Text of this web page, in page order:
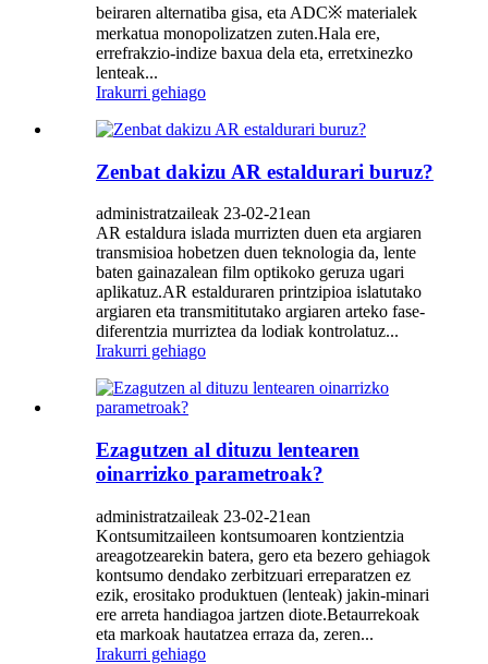
beiraren alternatiba gisa, eta ADC※ materialek
merkatua monopolizatzen zuten.Hala ere,
errefrakzio-indize baxua dela eta, erretxinezko
lenteak...
Irakurri gehiago
Zenbat dakizu AR estaldurari buruz?
administratzaileak 23-02-21ean
AR estaldura islada murrizten duen eta argiaren
transmisioa hobetzen duen teknologia da, lente
baten gainazalean film optikoko geruza ugari
aplikatuz.AR estalduraren printzipioa islatutako
argiaren eta transmititutako argiaren arteko fase-
diferentzia murriztea da lodiak kontrolatuz...
Irakurri gehiago
Ezagutzen al dituzu lentearen
oinarrizko parametroak?
administratzaileak 23-02-21ean
Kontsumitzaileen kontsumoaren kontzientzia
areagotzearekin batera, gero eta bezero gehiagok
kontsumo dendako zerbitzuari erreparatzen ez
ezik, erositako produktuen (lenteak) jakin-minari
ere arreta handiagoa jartzen diote.Betaurrekoak
eta markoak hautatzea erraza da, zeren...
Irakurri gehiago